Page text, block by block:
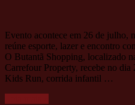
Evento acontece em 26 de julho,
reúne esporte, lazer e encontro
O Butantã Shopping, localizado
Carrefour Property, recebe no
Kids Run, corrida infantil …